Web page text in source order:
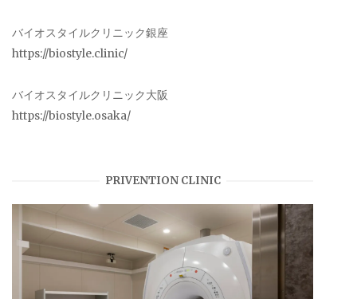
バイオスタイルクリニック銀座
https://biostyle.clinic/
バイオスタイルクリニック大阪
https://biostyle.osaka/
PRIVENTION CLINIC